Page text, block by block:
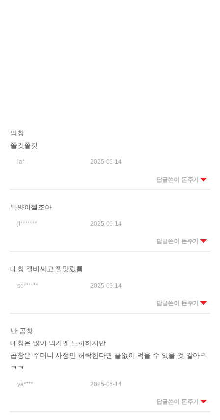
막창
쫄깃쫄깃
la* 2025-06-14
답글쓴이 돈주기
특양이젤조아
ji******* 2025-06-14
답글쓴이 돈주기
대창 젤비싸고 젤맛맀름
so****** 2025-06-14
답글쓴이 돈주기
난 곱창
대창은 많이 먹기엔 느끼하지만
곱창은 주머니 사정만 허락한다면 끝없이 먹을 수 있을 것 같아ㅋ
ㅋㅋ
ya**** 2025-06-14
답글쓴이 돈주기